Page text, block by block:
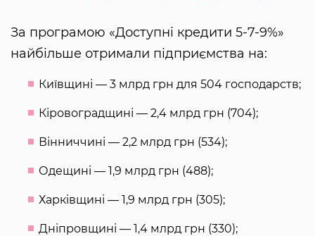
За програмою «Доступні кредити 5-7-9%»
найбільше отримали підприємства на:
Київщині — 3 млрд грн для 504 господарств;
Кіровоградщині — 2,4 млрд грн (704);
Вінниччині — 2,2 млрд грн (534);
Одещині — 1,9 млрд грн (488);
Харківщині — 1,9 млрд грн (305);
Дніпровщині — 1,4 млрд грн (330);